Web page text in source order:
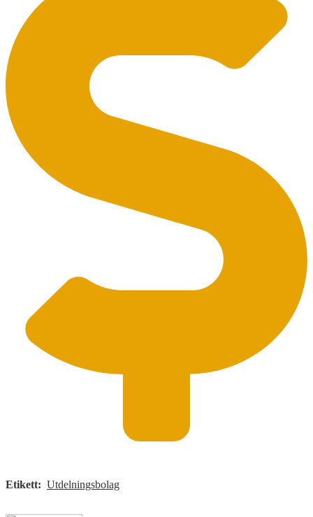
Etikett: Utdelningsbolag